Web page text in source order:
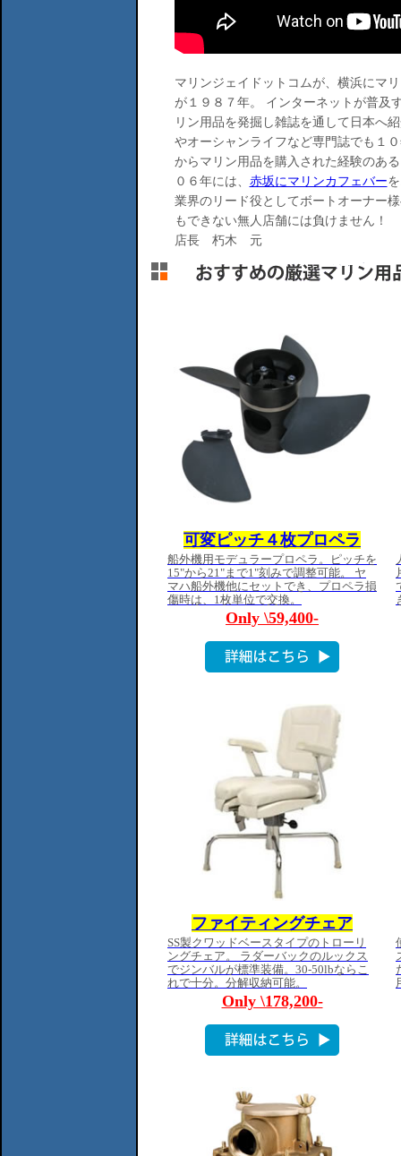
マリンジェイドットコムが、横浜にマ
が１９８７年。 インターネットが普及
リン用品を発掘し雑誌を通して日本へ
やオーシャンライフなど専門誌でも１
からマリン用品を購入された経験のあ
０６年には、 赤坂にマリンカフェバー
業界のリード役としてボートオーナー
もできない無人店舗には負けません！
店長 朽木 元